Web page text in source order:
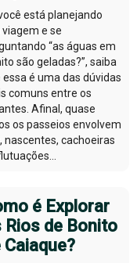
está planejando
viagem e se
“as águas em
são geladas?”, saiba
essa é uma das dúvidas
comuns entre os
Afinal, quase
os passeios envolvem
nascentes, cachoeiras
é Explorar
Rios de Bonito
Caiaque?